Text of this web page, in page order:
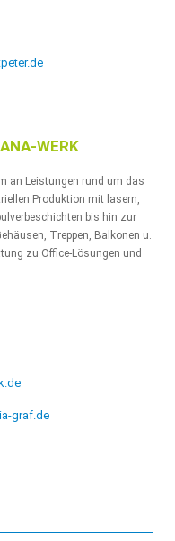
WERK
an Leistungen rund um das
Produktion mit lasern,
bis hin zur
Treppen, Balkonen u.
zu Office-Lösungen und
graf.de